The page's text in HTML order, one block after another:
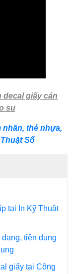
decal giấy cán
su
thẻ nhựa,
Số
tại In Kỹ Thuật
tiện dụng
giấy tại Công